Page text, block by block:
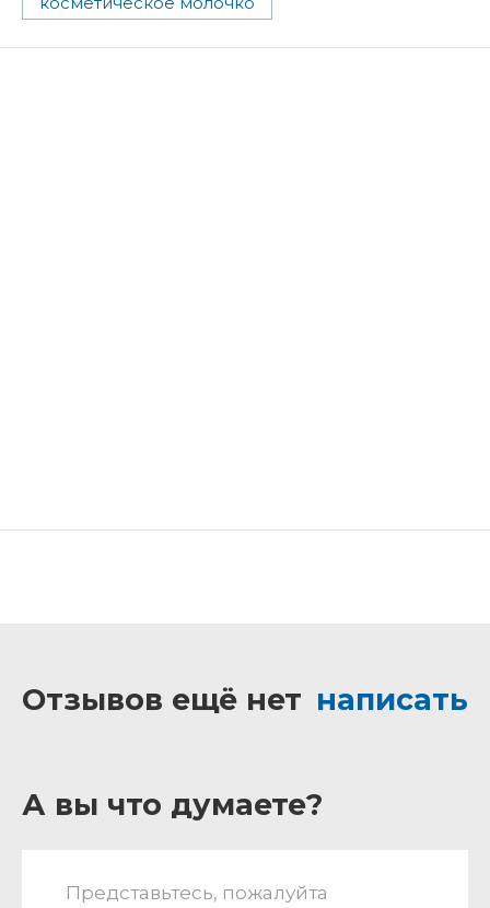
Отзывов ещё нет написать
А вы что думаете?